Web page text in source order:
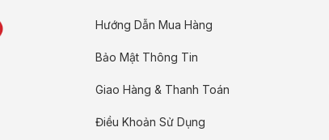
Hướng Dẫn Mua Hàng
Bảo Mật Thông Tin
Giao Hàng & Thanh Toán
Điều Khoản Sử Dụng